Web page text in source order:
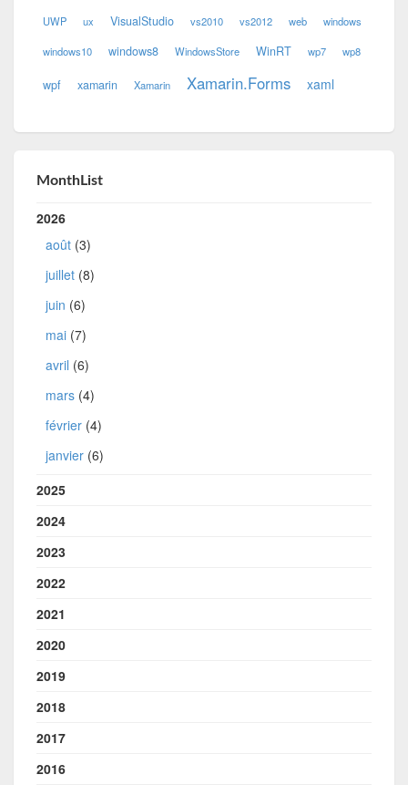
UWP ux VisualStudio vs2010 vs2012 web windows
windows10 windows8 WindowsStore WinRT wp7 wp8
wpf xamarin Xamarin Xamarin.Forms xaml
MonthList
2026
août (3)
juillet (8)
juin (6)
mai (7)
avril (6)
mars (4)
février (4)
janvier (6)
2025
2024
2023
2022
2021
2020
2019
2018
2017
2016